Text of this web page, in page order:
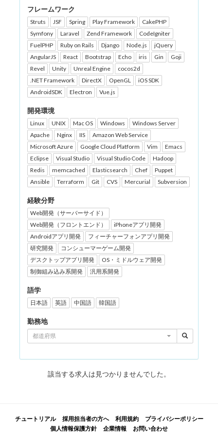
フレームワーク
Struts JSF Spring Play Framework
CakePHP
Symfony
Laravel Zend Framework
CodeIgniter
FuelPHP
Ruby on Rails Django Node.js
jQuery
AngularJS
React Bootstrap Echo iris Gin
Goji
Revel
Unity Unreal Engine
cocos2d
.NET Framework
DirectX OpenGL
iOS SDK
AndroidSDK
Electron Vue.js
開発環境
Linux UNIX Mac OS Windows
Windows Server
Apache
Nginx IIS
Amazon Web Service
Microsoft Azure
Google Cloud Platform Vim
Emacs
Eclipse
Visual Studio Visual Studio Code
Hadoop
Redis
memcached Elasticsearch Chef
Puppet
Ansible
Terraform Git CVS Mercurial Subversion
経験分野
Web開発（サーバーサイド）
Web開発（フロントエンド）
iPhoneアプリ開発
Androidアプリ開発
フィーチャーフォンアプリ開発
研究開発
コンシューマーゲーム開発
デスクトップアプリ開発
OS・ミドルウェア開発
制御組み込み系開発
汎用系開発
語学
日本語 英語 中国語 韓国語
勤務地
都道府県
該当する求人は見つかりませんでした。
チュートリアル 採用担当者の方へ 利用規約
プライバシーポリシー
個人情報保護方針
企業情報 お問い合わせ